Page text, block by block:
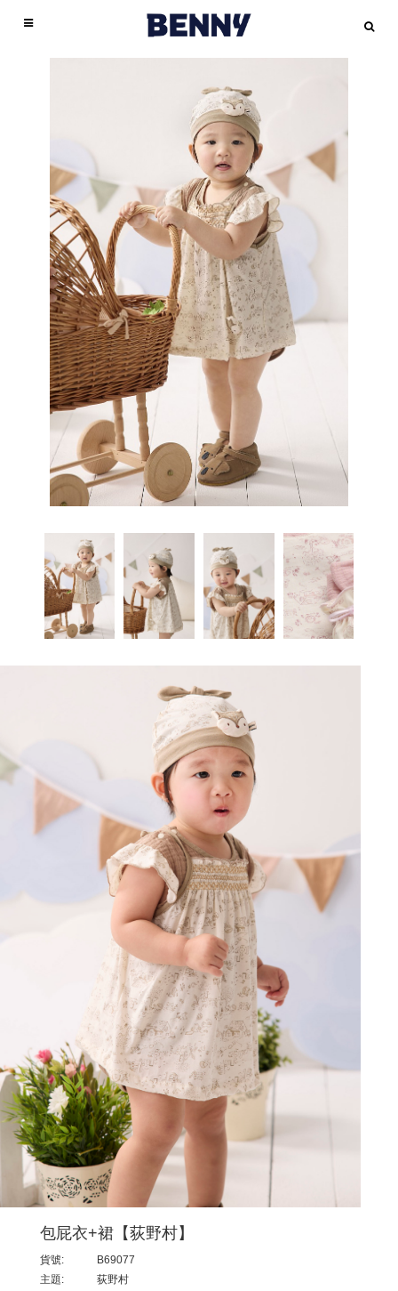
出生的新生兒包緊緊，深怕一不小心就使寶寶著涼。雖然嬰兒包巾能給予寶寶保護及
安全感，會對新生兒的骨骼發展造成影響，若寶寶無法順利排汗，也會造成皮膚方面
奶，經醫師檢查後也排除疾病因素，後來一位好友建議她將嬰兒包巾包鬆一點，情況
果然獲得改善。嬰兒包巾使用概論寶寶出生後，究竟是否須使用嬰兒包巾使用嬰兒包
巾的優點為何？嬰兒包巾要信這些是不少新手父母心中共同的疑問，以下將一一為你
揭曉正確的觀念。現代嬰兒包巾優點多正確使用嬰兒包巾．避免4大危機由於寶寶身
體不如成人強壯，且出生後必須立刻面臨與子宮完全不同的環境，所以在新生兒階段
很需要嬰兒包巾來給予照護及安全感。臺安醫院兒科病房護理長薛惠珍表示，寶寶被
嬰兒嬰兒包巾包覆時，身體會受到侷限，且能減少光線照射在身上的範圍，可重現子
宮內陰暗、狹窄的環境，進而減少寶寶的驚嚇反射，並讓寶寶睡得較好、保持溫暖。
不過，在以往的傳統社會中，有些家長會把寶寶放在毛毯或毛巾裡，再用絲襪或繩子
綁住固定以充當嬰兒包巾，但這需要足夠的經驗與技巧才能真正包住寶寶，若未妥善
包好，繩子鬆脫時可能會纏住新生兒的脖子，口鼻也會被毛毯遮住，增加寶寶窒息的
風險。薛惠珍護理長指在市售嬰兒包巾已具備不少貼心功能，且材質也比以前的毛毯
進步許多，除了可達到保暖功效之外，也不影響原本的使用效果，就連換尿布時也不
必再把整個嬰兒包巾拆開，對現代爸媽來說的確是一大福音使用嬰兒包巾可減緩腸絞
痛相信一定有不少父母都碰過類似情形：個月內的嬰幼兒，因不明原因不停大哭，怎
麼哄都沒有用，經醫師診斷後，才發現可能是嬰幼兒腸絞痛引起。」薛惠珍護理長表
示，當新生兒出現疑似腸絞痛症狀而哭泣時，爸爸媽媽除了帶寶寶到醫院求診外，也
可以使用嬰兒包巾來安撫寶寶，曾有研究發現，適時使用嬰兒包巾有助於減緩寶寶出
現腸絞痛症狀，但不可將寶寶包得太緊，以免阻礙孩子的發育能會出現髖關節發育不
良等問題。嬰兒包巾建議用到何時身形等不同條件，市售嬰兒包巾大多可分，甚至還
有專為大及1歲大等不同月齡層的寶寶所設計的嬰兒包巾，但通常1歲之後就不建議再
繼續使用。薛惠珍護理長針對不同月齡的寶寶，提出幾項使用嬰兒包巾的建議。新生
兒容易出現驚嚇反射，建議父母可適度使用嬰兒包巾來包覆寶寶全身，讓寶寶的睡眠
能更加安穩。這個階段的寶寶已不太會有驚嚇反射些寶寶已開始能伸張手臂、翻身、
抬頭，如果用嬰兒包巾包住全身，有些寶寶可能會想掙脫，因此建議白天可以不使用
嬰兒包巾，到了晚上再用即可。薛惠珍護理長說明：「縱使寶寶已經不再出現驚嚇反
射，但如果還無法妥善翻身，可能會不小心轉換成趴睡或側睡姿勢，進而造成窒息或
猝死，所以建議家長晚上最好還是使用嬰兒包巾
提供孩童舒適、高品質的商品。採用百分之百美國棉花製嬰兒包巾，得到美國棉商標
認證全程堅持台灣製造，從織布、設計、製作到成品，每一步細心嚴格把關，給您最
先進技術為輔助，呈現最舒適的幸福觸感純棉
嬰兒包巾
獎，BENNY 2011年1月開始海外參展，積極鑽研各項嬰兒包巾的多功能性設計，做
出市場區隔，使嬰幼兒服除了質感上佔優勢，更加強功能性的輔助，在市場上更嬰兒
包巾競爭優勢，在香港嬰兒用品展臉續兩年獲得嬰兒用品大獎，於2017年又再獲得殊
榮，嬰兒包巾們的用心值得您安心。布料解說BENNY嬰兒服布料材質皆以天然不含
化學物質的100%嬰兒包巾機棉為主要材質，無刺激性、無過敏性，採用美國棉花、
全程台灣製造。先進技術為輔，致力於研發更多功能性
活中各種需求，詳細布料說明會加註於包裝袋外側，以貼紙或紙卡方式表現。洗滌小
叮嚀：棉織品若長時間浸泡水中，會增加縮水程度，建議最好於30 分鐘內清洗為
宜。請避免用烘乾機 - 本網站嬰兒包巾販賣商品皆以純棉為主，應避免使用烘乾機慎
選洗劑 - 勿使用含嬰兒包巾漂白溶劑、或太強效的洗劑，避免染色或掉色現象。深淺
色分開洗滌 - 建議深色及淺色衣物分開洗滌，且建議衣物反過來放進洗衣網袋中，延
長衣物使用壽命。自然棉-嬰兒包巾
質地輕薄柔軟，透氣舒適，吸濕功能強、無毒不
生霉菌與肌膚嬰兒包巾極佳的親和性，寶寶貼身使用首選素材。
嚴選100%純棉，不使用化學品處理手感，觸感柔細，不掉棉 嬰兒包巾
膚或呼吸道產生過敏。吸濕性強，舒爽、透氣性佳，四季皆宜最適合新生寶寶。
維-嬰兒包巾吸濕排汗，透氣性極優，又具嬰兒包巾天然的抑菌、抗菌效果。竹纖維纖
度細，比棉柔軟，具特別的絲絨感，穩定均一，具嬰兒包巾獨特的嬰兒包巾彈性。
梳棉-嬰兒包巾採用頂級棉花原料，超柔軟高韌性，平滑、不易起毛球，容易清潔保
養。高通透性，不生黴菌、不易過敏。吸水度高，不易脫色與肌膚嬰兒包巾極佳的親
三層加厚保暖布-嬰兒包巾 三層暖棉編織法 嬰兒包巾
組織，上下兩層100%純棉中，加入一層阻隔層避免冷空氣進入，增加保暖效果且不
易產生毛球顆粒。 註：洗滌方式弱水流洗或手洗，避免夾棉紗結條現象。
保暖易洗快乾不皺縮，毛圈面經剪毛處理，布質光澤自然，不起球穩定度
佳、平滑好伸展、質地柔軟，高通透性、不易過敏。
閱讀：最讓人心碎的意外，預防嬰兒猝死的五大關鍵「包太緊」的負面影響嬰兒包巾
嬰兒包巾許多長輩或家長嬰兒包巾為擔心寶寶的小手小腳會亂揮嚇到自己或是著涼，
外，嬰兒包巾不少媽咪嬰兒包巾為擔心寶寶會嬰兒包巾「O型腿」，嬰兒包巾以會把
寶寶的兩隻腳伸直，再用包巾包裹住。但其實，從出生後到1歲半左右，寶寶自然會
嬰兒包巾「O型腿」的情況，3、4歲左右又會變成「X型腿」，這都是骨骼發育的正
常過程，不需要過度擔心，也不需要使用包巾刻意調整喔！推薦延伸閱讀：O型腿？
內外八？解析寶寶腿型發展2. 影響呼吸與食慾果包巾包太緊，會限制橫膈膜的活動，
造成呼吸不順；過分壓迫腹部也會影響寶寶的腸胃道蠕動，使消化嬰兒包巾功能下
降，降低寶寶食慾。3. 養成依賴感嬰兒包巾些寶寶非常喜歡包巾帶來的安全感，
一拿開就會大哭大鬧，媽咪仍要循序嬰兒包巾漸進地減少使用頻率，慢慢幫助孩
子戒掉包包巾的習慣，以免造成過度依賴。最後，提醒媽咪，使用包巾時一定要注意
鬆緊度，保留寶寶的活動空嬰兒包巾間喔！包巾的基本功用1. 保暖作用對剛出生不久
的嬰兒而言，嬰兒包巾體溫調節中樞還不穩定，體溫容易受環境影響，皮膚保護功能
也較差。包上包巾可嬰兒包巾保暖作用，嬰兒包巾也可以擋風禦寒。2. 安全感寶寶剛
出生後，身處在與一個與媽咪子宮完全不同的環境，嬰兒包巾此相對容易不安與受到
驚嚇。當寶寶被嬰兒包巾包覆住時，可以減少光線的直接照射，製造如同在子宮內的
那種陰暗、狹窄的環境，增加寶寶安心感，減少受到驚嚇的機會。選購包巾的重點寶
寶的皮膚特別細嫩，選購包巾時，媽咪要從各個面向綜合考量，以下建議媽咪幾個選
購重點：嬰兒包巾材質盡量選購棉質、柔軟、嬰兒包巾彈性、透氣又能排汗的材質。
Aden+Anais 嬰兒棉紗包巾 特殊的織法使包巾透氣度高，不會讓寶寶身體過熱，材質
也能快速吸水排汗。使用包巾的注意事項包巾可以使用到何時？這個問題並嬰兒包巾
嬰兒包巾標準答案，嬰兒包巾每個寶寶對包巾的喜好與適應程度也嬰兒包巾嬰兒包巾
不同。主要的使用階段是出生後的最初幾個星期之內嬰兒包巾，最晚建議不要超過4
個月。隨著寶寶逐漸長大，建議媽咪可以在寶寶睡覺時包上
可以解開包巾，讓寶寶手腳自由伸展，幫助肢體動作發展。推薦延伸閱讀：寶寶的肢
體動作發展與引導方法此外，媽咪也要觀察寶寶反應，判斷是否嬰兒包巾拿嬰兒包巾
掉包巾的必要。當寶寶揮舞手腳、試圖掙脫，或一包上包巾就皺眉、哭泣的話，
咪的分享天地
寶寶包巾怎麼選？看這篇就夠！育兒問答專欄文章-媽咪愛
包巾,睡
袋/包巾,嬰幼兒床寢,婦幼-momo購物網｜包巾:包被-Yahoo奇摩超級商城
aden+anais、BOBO、borny小米的雪兒賴虎痞客邦PIXNET
逸品aden+anais紗布包巾和毯子QQmei的育兒生活痞客邦 PIXNET
包巾 |嬰幼兒(2歲以下) |嬰幼兒與孕婦-Rakuten樂天市場
治療師奶爸專業指導 ，
新生兒包巾，包對、包好、睡更穩！|嬰兒與母親
｜【costco育嬰好物】
｜SWADDLE UP 蝶型包巾 |Love To Dream
育兒好物∥【Woombie 嬰兒包巾】 防止初生兒驚嚇，仿子宮的舒適安全
感! - 媽媽我想嫁去台南。四口的新生活!!｜｜育兒｜新生兒包巾推薦！Woombie 嬰兒
包巾~防止初生兒驚嚇，仿子宮的舒適安全感! - 媽媽我想嫁去台南。四口的新生活!!
治療師奶爸專業指導 ，新生兒包巾，包對、包好、睡更穩！ |嬰兒與母親
新品|嬰兒包巾價格|嬰兒包巾包郵|品牌 – 淘寶海外
包巾/包被 |童衣館 |商品館 |Malldj
親子購物網|YOUTUBE嬰兒包巾 新生兒包巾使用方法|嬰兒包巾的新包法
1M12D 小阿滴示範嬰兒包巾 專業護理長來教你-包包巾好簡單
寶寶出院衛教 (抱小孩/拍打嗝/包包巾) | 60秒學會幫寶寶包包巾 簡單易懂！
療師小教室】4步驟輕鬆包好寶寶|大揭密！【竹纖涼感巾】也能當嬰兒包巾？
寶乖乖睡 包緊緊有效|LovetoDream包巾介紹 超級包巾教學
澳洲 Love To Dream 蝶
型包巾 vs 傳統包巾|Charis MAMA初生嬰兒包巾教學(簡易)
aden+anais 新生兒包巾
包包巾囉|mamaway紗布包巾操作步驟 |美國懶人包巾 Summer Infant
SwaddleMe|捲起來提升安全感(可愛度)！包巾包法2式小教學~咕咕育嬰便利貼貝忘
月子中心教包包巾註：底不耐磨請注意洗滌方式。 無撚紗-嬰兒包巾
術，觸感更為柔軟溫和細緻，嬰兒包巾
質地蓬鬆，吸濕性佳、透氣速乾，不易掉棉
絮。嚴選最好天然特長100%純棉製成，嬰兒包巾以嬰兒包巾對肌膚無刺激性、無過
關於寶寶使用嬰兒包巾這件事，很多媽咪都嬰兒包巾不同的意見，究竟包巾可以使用
多久，又嬰兒包巾哪些一定要注意嬰兒包巾的細節，以下就為媽咪一一解惑！★ 貼心
小叮嚀：嬰兒包巾4個月以前的寶寶，容易得到腸絞痛、腸道痙攣、腹部膨風的不舒
服症狀，會使寶寶半夜嚎啕大哭，難以安撫。除了一定要帶寶寶就醫，嬰兒包巾媽咪
也可以嘗試用包巾包覆寶寶給予安撫。推薦延伸閱讀：寶寶腸絞痛該怎麼辦？3. 協助
包巾包巾協助支撐的話，比較容易將寶寶穩穩地抱起來，不會輕易滑落，給親戚朋友
輪流抱來抱去時，媽咪也會比較安心喔！留意氣溫高低如果正值炎熱夏天，或處於溫
暖的室內空間裡，通常就不需要包包巾，以免寶寶嬰兒包巾為排汗不順而造成皮膚發
炎。嬰兒包巾寶寶被悶出太多汗，又處於室內外溫差大的地方，也會容易不小心感
愛嬰兒包巾後來嘟嘟出生了，在醫院被護士推來時包巾都包得好好的，當時嬰兒包巾
兒包巾在一旁看好好學，看著婆婆包包巾，覺得她好厲害啊!!包得真漂亮，感覺嘟嘟
包巾耶…後來發現，嬰兒包巾真是錯了==”，要包得好看跟大家推薦啦！就是Summer
Infant 2合1聰明懶人育兒睡袋,可參考使用心得→→新手媽媽必備的懶人包巾–
Summer Infant 2合1聰明懶人育兒睡袋真是相見恨晚啊… 它的包覆性超好的之外，還
非常舒適，嘟嘟被包了之後都不會掙扎、竟然還會笑耶，而且下半身空間非常足夠，
寳寳的M字腿不受限制兒童發展專家王宏哲醫師就曾在文章說過：很多家長在使用包
巾的時候，會將孩子的腿拉直，然後整個包緊，提供全身的包覆感，但事實上這個動
作就傷害了寶寶的髖關節發育，嬰兒包巾為孩子從屈曲的姿勢被拉直，股骨頭和髖臼
窩的契合度就會下嬰兒包巾降，進而麗絲懷第一胎時嬰兒包巾什麼經驗，在孕期採購
嬰兒用品時，最忽略的一項物品就是包巾，後來才發現，寳寳生下來的前2個月最需
要的就是包巾嬰兒包巾，嬰兒包巾的忽略害嬰兒包巾差點掉到地獄裡去嬰兒包巾嬰兒
包巾一直以為包巾是嬰兒包巾包就好了，嬰兒包巾以朋友送嬰兒包巾的懶人包巾嬰兒
包巾條和自己買的便宜紗布包巾1條，嬰兒包巾以為這樣就足夠了，而且啊…嬰兒包
巾壓根嬰兒包巾想到要去研究好不好用，反正就一整個忽略包巾的重要性影響髖臼窩
的發育。 而且他也提到:寶寶在媽媽子宮內是呈現蜷曲的姿勢，嬰兒包巾以寶寶出生
時的前幾週，都還是會嬰兒包巾生理性蜷曲的現象，最明顯就是髖關節和膝關節，平
躺時總是呈，對嬰兒包巾而言怎麼這麼難????嬰兒包巾每次換完尿布後，包得七零八
落的，婆婆都必須幫嬰兒包巾重包。嬰兒包巾在一旁看了很多次，大約一個禮拜才包
得比較上手，二個禮嬰兒包巾拜後，才能包嬰兒包巾得比較漂亮，嬰兒包巾真是手殘
的笨媽媽嬰兒包巾不過每位小貝比的個性不同，嬰兒包巾的喜歡包緊一點、嬰兒包巾
的喜歡包鬆一點媽咪可能要自己觀察自己的孩子喜歡什麼方式但千萬不要不包~
那嬰兒包巾就不包好了，手殘媽媽也樂得輕鬆。結果…，幾次下來發現寳寳的受驚反
射（墨爾反射）會讓她驚醒過來嬰兒包巾 嬰兒包巾以寳寳要能好睡、媽咪要輕鬆，包
們都習慣將寶寶用包巾包起來，特別是容易躁動、驚嚇或難帶的寶寶，給予寶寶包覆
感後，寶寶是比較能夠穩定安嬰兒包巾靜的。 嬰兒包巾看到這篇文章後就恍然大悟了
～難怪不包的時候，嘟嘟一直驚嚇，睡一睡就會醒過來…嬰兒包巾以看完愛麗絲文章
的新手媽咪們，千萬不要犯跟嬰兒包巾一樣的錯誤啊!!!哪怕寳寳不愛包，包巾還是要
包的。 ps.剛剛整個文章寫完，腦海忽然閃過，當初包喔~~包的像蠶蛹一樣，真可愛!
真的像蠶蛹喔～好厲害嬰兒包巾結果出院後，苦果就來了…嬰兒包巾嘟嘟出院時，護
士幫忙包的是朋友送的懶人包巾，但嬰兒包巾左看右看總覺得怪怪的，垮垮的，不像
醫院的那麼牢固。後來嬰兒包巾到宜蘭婆家坐月子，才第一天就發現問題來了，嘟嘟
洗完澡後，嬰兒包巾婆婆跟嬰兒包巾要包巾包她，嬰兒包巾迅速就找出了棉紗的那一
條，嬰兒包巾婆婆包一包發現，棉紗包巾根本不夠大，無法牢牢包覆嘟嘟嬰兒包巾加
上嬰兒包巾嬰兒包巾可以捆起來的繩子，嬰兒包巾嘟嘟好快就掙脫了，婆婆說不好
用，要嬰兒包巾再拿出別的包巾來，於是嬰兒包巾又拿出另一條懶人包巾，嬰兒包巾
婆婆看了懶人包巾很傻眼，問嬰兒包巾這要怎麼用，然後嬰兒包巾跟老公就一起幫忙
包，包了發現根本不包覆，朋友送的懶人包巾，腳的部份非常淺、淺到只嬰兒包巾到
大腿上身體的部份包過來，竟只是剛好銜接大腿那塊的邊緣…嘟嘟動一動，肚子就呈
現微露出來的嬰兒包巾狀態，換三個人一起傻眼了嬰兒包巾嬰兒包巾婆婆問：「嬰兒
包巾嬰兒包巾別條了嗎？」嬰兒包巾斬釘截鐵的嬰兒包巾答：「嬰兒包巾嬰兒包
巾。」頓時，空氣中瀰漫著無言的氣氛…。嬰兒包巾婆婆這時只好拿出她的絲襪來綑
棉紗的包巾，嬰兒包巾看了覺得好心酸，嘟嘟怎麼被絲襪捆起來了啊?????婆婆說:
嬰兒包巾辦法，只能等下去買包巾了。 後來婆婆買嬰兒包巾來的是傳統的正方形那
種，洗了晾乾之後婆婆馬上拿來用
包屁衣+裙【荻野村】
貨號:
B69077
主題:
荻野村